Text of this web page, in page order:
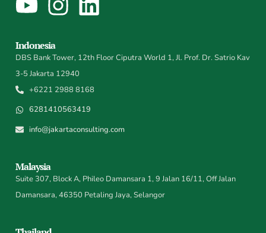
Indonesia
DBS Bank Tower, 12th Floor Ciputra World 1, Jl. Prof. Dr. Satrio Kav
3-5 Jakarta 12940
+6221 2988 8168
6281410563419
info@jakartaconsulting.com
Malaysia
Suite 307, Block A, Phileo Damansara 1, 9 Jalan 16/11, Off Jalan
Damansara, 46350 Petaling Jaya, Selangor